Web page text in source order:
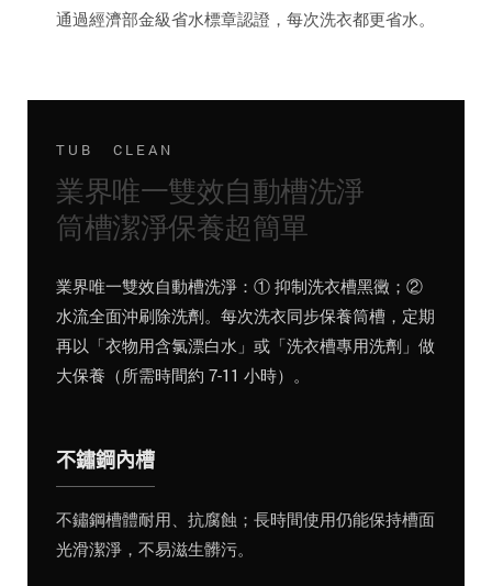
通過經濟部金級省水標章認證，每次洗衣都更省水。
TUB CLEAN
業界唯一雙效自動槽洗淨
筒槽潔淨保養超簡單
業界唯一雙效自動槽洗淨：① 抑制洗衣槽黑黴；②
水流全面沖刷除洗劑。每次洗衣同步保養筒槽，定期
再以「衣物用含氯漂白水」或「洗衣槽專用洗劑」做
大保養（所需時間約 7-11 小時）。
不鏽鋼內槽
不鏽鋼槽體耐用、抗腐蝕；長時間使用仍能保持槽面
光滑潔淨，不易滋生髒污。